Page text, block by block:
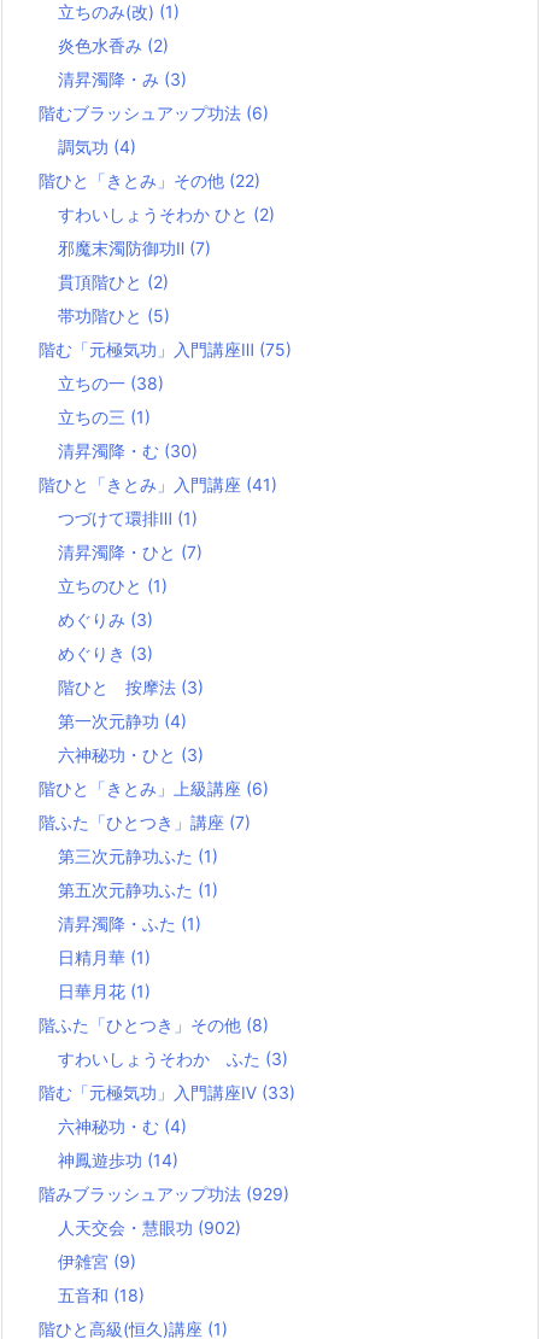
立ちのみ(改) (1)
炎色水香み (2)
清昇濁降・み (3)
階むブラッシュアップ功法 (6)
調気功 (4)
階ひと「きとみ」その他 (22)
すわいしょうそわか ひと (2)
邪魔末濁防御功Ⅱ (7)
貫頂階ひと (2)
帯功階ひと (5)
階む「元極気功」入門講座Ⅲ (75)
立ちの一 (38)
立ちの三 (1)
清昇濁降・む (30)
階ひと「きとみ」入門講座 (41)
つづけて環排Ⅲ (1)
清昇濁降・ひと (7)
立ちのひと (1)
めぐりみ (3)
めぐりき (3)
階ひと 按摩法 (3)
第一次元静功 (4)
六神秘功・ひと (3)
階ひと「きとみ」上級講座 (6)
階ふた「ひとつき」講座 (7)
第三次元静功ふた (1)
第五次元静功ふた (1)
清昇濁降・ふた (1)
日精月華 (1)
日華月花 (1)
階ふた「ひとつき」その他 (8)
すわいしょうそわか ふた (3)
階む「元極気功」入門講座Ⅳ (33)
六神秘功・む (4)
神鳳遊歩功 (14)
階みブラッシュアップ功法 (929)
人天交会・慧眼功 (902)
伊雑宮 (9)
五音和 (18)
階ひと高級(恒久)講座 (1)